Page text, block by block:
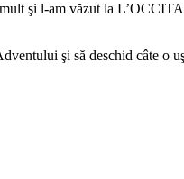
şi l-am văzut la
şi să deschid câte o